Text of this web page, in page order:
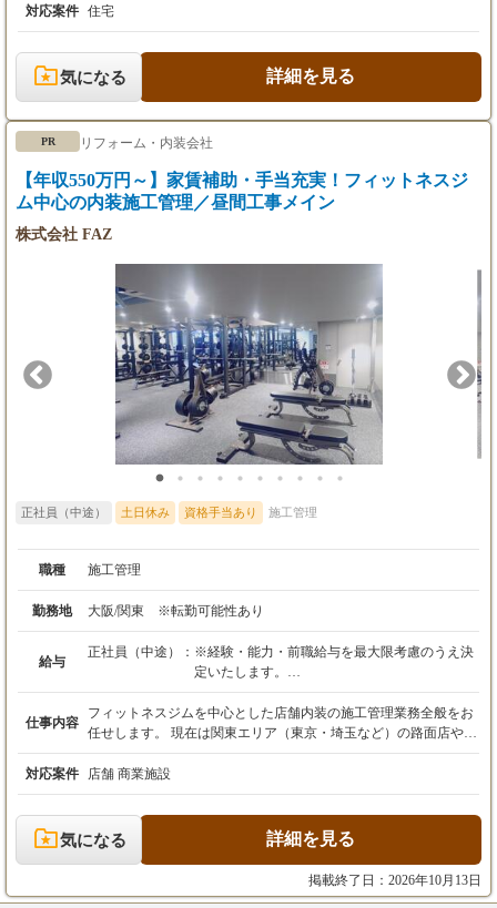
※初年後は満額支給とはならないため、2年目
以降のイメージとなります。
【年収例】
20代：450～550万円程度（基本年収400万円＋業績賞
30代：450～600万円（基本年収450万円＋業績賞与）
等） ■空間提案（配線配灯計画・室内の内装提案） ■トータルイ
ンテリアプラン提案（システムキッチン・アート）など 住友林業
ならではの木の温かみを存分に生かした、心安らげる住宅をトー
タル提案にてデザインをしていただくことが出来ます。 【勤務
地】 池袋支店（東京都豊島区） 東京東支店（東京都江東区） 東
県水戸市） つくば支店（茨城県つくば市） 群馬支店（群馬県高
崎市） 池袋支店（東京都豊島区） 千葉支店（千葉県千葉市、木
更津市） 柏支店（千葉県柏市） 成田支店（千葉県成田市） 富山
支店（富山県富山市） 福井支店（福井県福井市） 信州支店（長
野県長野市、長野県松本市） 岐阜支店（岐阜県岐阜市） 静岡支
岡県浜松市） 岡崎支店（愛知県岡崎市） 名古屋支店（愛知県名
古屋市） 名古屋中央支店（愛知県名古屋市） 名古屋南支店（愛
知県名古屋市 豊橋支店（愛知県豊橋市） 滋賀支店（滋賀県草津
市） 大阪支店（大阪府大阪市） 大阪北支店（大阪府豊中市） 大
阪南支店（大阪府堺市） 奈良支店（奈良県生駒市） 和歌山支店
（和歌山県和歌山市） 神戸支店（兵庫県神戸市、兵庫県西宮市）
姫路支店（兵庫県姫路市） 岡山支店（鳥取県米子市、岡山県岡山
市） 広島支店（広島県広島市） 福山支店（広島県福山市） 山口
支店（山口県山口市） 高松支店（徳島県徳島市） 福岡支店（福
岡県福岡市、北九州市） 西九州支店（福岡県久留米市、佐賀県佐
賀市、長崎県諫早市） 熊本支店（熊本県熊本市） 大分支店（大
対応案件 住宅
気になる 詳細を見る
PR リフォーム・内装会社
【年収550万円～】家賃補助・手当充実！フィットネスジ
ム中心の内装施工管理／昼間工事メイン
株式会社 FAZ
正社員（中途） 土日休み 資格手当あり 施工管理
職種 施工管理
勤務地 大阪/関東 ※転勤可能性あり
給与
正社員（中途）： ※経験・能力・前職給与を最大限考慮のうえ決
定いたします。
※初回賞与は寸志となります。
仕事内容
フィットネスジムを中心とした店舗内装の施工管理業務全般をお
任せします。 現在は関東エリア（東京・埼玉など）の路面店やビ
ルイン型の案件が主流となっており、商業施設特有の夜間工事が
少なく、昼間メインで進行できる現場が多いのが特徴です。 ■ 業
務フロー 【1】図面の読み込み・事前検証 設計図面を元に、利用
者の動線や什器の配置などをミリ単位で確認。現場で適切に収ま
るか事前にシミュレーションを行います。 ▼ 【2】工程・予算・
安全管理 現場入り後は、職人への指示出し、資材手配、スケジュ
ール調整を実行。現場の整理整頓を徹底し、事故防止と品質維持
に努めます。 ▼ 【3】複数店舗の並行管理 エリア内の案件を同時
対応案件 店舗 商業施設
気になる 詳細を見る
掲載終了日：2026年10月13日